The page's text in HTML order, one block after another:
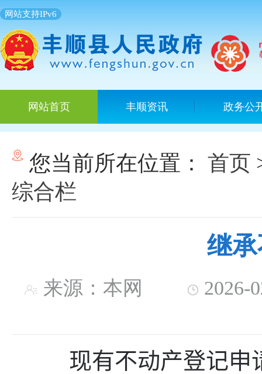
网站支持IPv6
网站首页 丰顺资讯 政务公
您当前所在位置： 首页
综合栏
继
来源：本网
现有不动产登记申